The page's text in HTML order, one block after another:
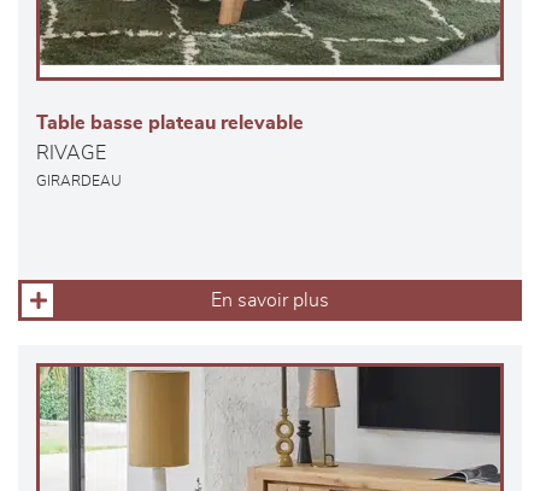
Table basse plateau relevable
RIVAGE
GIRARDEAU
En savoir plus